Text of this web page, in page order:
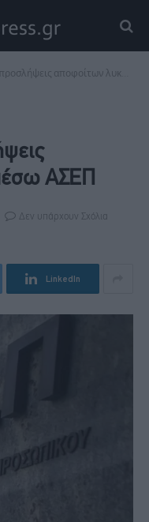
αποφοίτων λυκείου μέσω ΑΣΕΠ
ΑΣΕΠ
Δεν υπάρχουν Σχόλια
LinkedIn